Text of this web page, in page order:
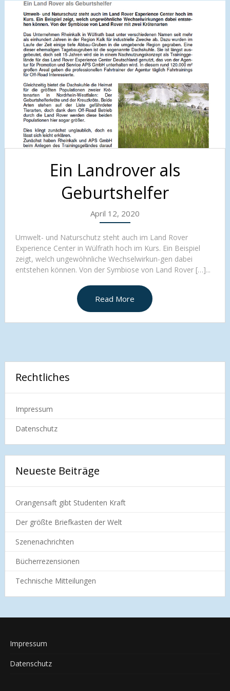
Ein Landrover als
Geburtshelfer
April 12, 2020
Umwelt- und Naturschutz steht auch im Land Rover
Experience Center in Wülfrath hoch im Kurs. Ein Beispiel
zeigt, welch ungewöhnliche Wechselwirkun-gen dabei
entstehen können. Von der Symbiose von Land Rover […]...
Read More
Rechtliches
Impressum
Datenschutz
Neueste Beiträge
Orangensaft gibt Studenten Kraft
Der größte Briefkasten der Welt
Szenenachrichten
Bücherrezensionen
Technische Mitteilungen
Impressum
Datenschutz